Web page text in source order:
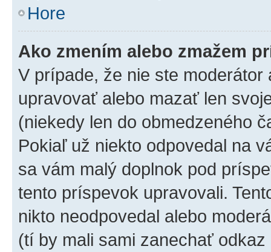
Hore
Ako zmením alebo zmažem
V prípade, že nie ste
upravovať alebo mazať len
(niekedy len do obmedzeného
Pokiaľ už niekto odpovedal na
sa vám malý doplnok pod
tento príspevok upravovali.
nikto neodpovedal alebo
(tí by mali sami zanechať